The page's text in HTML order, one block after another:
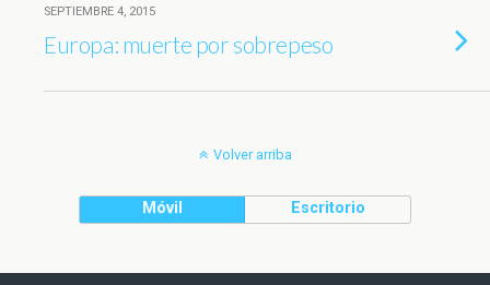
SEPTIEMBRE 4, 2015
Europa: muerte por sobrepeso
Volver arriba
Móvil Escritorio